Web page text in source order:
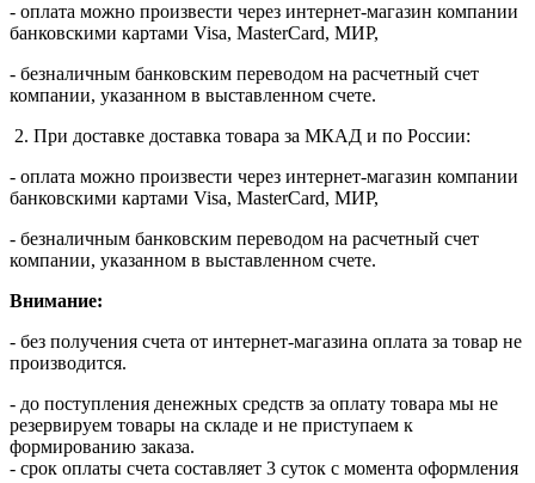
- оплата можно произвести через интернет-магазин компании
банковскими картами Visa, MasterСard, МИР,
- безналичным банковским переводом на расчетный счет
компании, указанном в выставленном счете.
2. При доставке доставка товара за МКАД и по России:
- оплата можно произвести через интернет-магазин компании
банковскими картами Visa, MasterСard, МИР,
- безналичным банковским переводом на расчетный счет
компании, указанном в выставленном счете.
Внимание:
- без получения счета от интернет-магазина оплата за товар не
производится.
- до поступления денежных средств за оплату товара мы не
резервируем товары на складе и не приступаем к
формированию заказа.
- срок оплаты счета составляет 3 суток с момента оформления